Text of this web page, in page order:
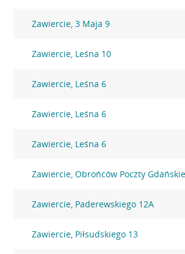
Zawiercie, 3 Maja 9
Zawiercie, Leśna 10
Zawiercie, Leśna 6
Zawiercie, Leśna 6
Zawiercie, Leśna 6
Zawiercie, Obrońców Poczty
Zawiercie, Paderewskiego 12A
Zawiercie, Piłsudskiego 13